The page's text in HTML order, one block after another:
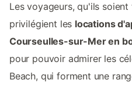
Les voyageurs, qu'ils
privilégient les locations
Courseulles-sur-Mer en
pour pouvoir admirer les
Beach, qui forment une